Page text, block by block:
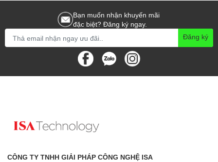
Bạn muốn nhận khuyến mãi
đặc biệt? Đăng ký ngay.
Đăng ký
CÔNG TY TNHH GIẢI PHÁP CÔNG NGHỆ ISA